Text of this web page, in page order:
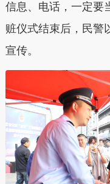
信息、电话，一定要
赃仪式结束后，民警
宣传。